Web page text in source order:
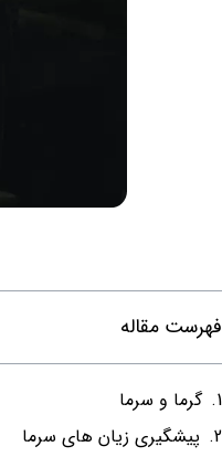
فهرست مقاله
گرما و سرما
پیشگیری زیان های سرما